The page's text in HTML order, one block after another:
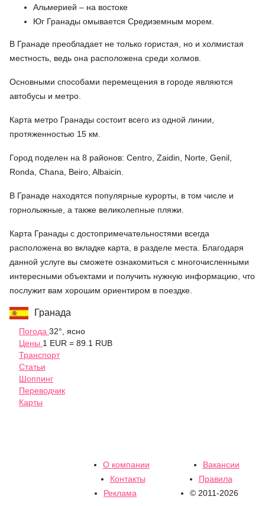
Альмерией – на востоке
Юг Гранады омывается Средиземным морем.
В Гранаде преобладает не только гористая, но и холмистая
местность, ведь она расположена среди холмов.
Основными способами перемещения в городе являются
автобусы и метро.
Карта метро Гранады состоит всего из одной линии,
протяженностью 15 км.
Город поделен на 8 районов: Centro, Zaidin, Norte, Genil,
Ronda, Chana, Beiro, Albaicin.
В Гранаде находятся популярные курорты, в том числе и
горнолыжные, а также великолепные пляжи.
Карта Гранады с достопримечательностями всегда
расположена во вкладке карта, в разделе места. Благодаря
данной услуге вы сможете ознакомиться с многочисленными
интересными объектами и получить нужную информацию, что
послужит вам хорошим ориентиром в поездке.
Гранада
Погода 32°, ясно
Цены 1 EUR = 89.1 RUB
Транспорт
Статьи
Шоппинг
Переводчик
Карты
О компании
Вакансии
Контакты
Правила
Реклама
© 2011-2026